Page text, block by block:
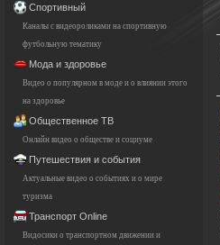
Спортивный
Каналы с видеороликами на спортивную
футбольную тематику
Мода и здоровье
Видео о популярном в моде и о влиянии этого
на здоровье
Общественное ТВ
Онлайн видео о обществе и социуме
Путешествия и события
Актуальные видео о событиях и о мире
туризма
Транспорт Online
Видосики о транспортном движении и